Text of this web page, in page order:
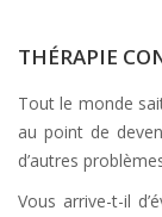
THÉRAPIE
Tout le monde
au point de
d’autres
Vous arrive-t-il